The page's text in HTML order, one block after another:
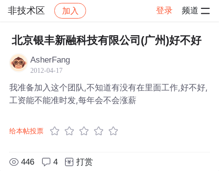
非技术区 加入 登录 频道
社区 非技术区 帖子详情
北京银丰新融科技有限公司(广州)好不好
AsherFang
2012-04-17
我准备加入这个团队,不知道有没有在里面工作,好不好,
工资能不能准时发,每年会不会涨薪
给本帖投票
446 4 打赏